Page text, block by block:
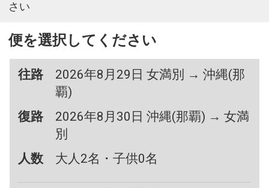
さい
便を選択してください
往路
2026年8月29日 女満別 → 沖縄(那
覇)
復路
2026年8月30日 沖縄(那覇) → 女満
別
人数
大人2名・子供0名